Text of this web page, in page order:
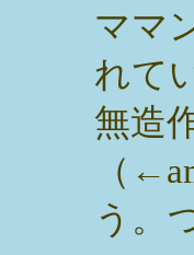
ママ
れて
無造
（
う。